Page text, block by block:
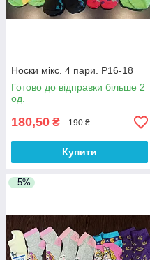
Носки мікс. 4 пари. Р16-18
Готово до відправки більше 2
од.
180,50 ₴ 190 ₴
Купити
–5%